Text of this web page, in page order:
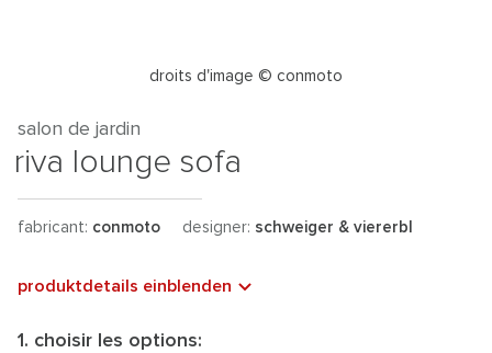
droits d'image © conmoto
salon de jardin
riva lounge sofa
fabricant: conmoto designer: schweiger & viererbl
produktdetails einblenden
1. choisir les options: